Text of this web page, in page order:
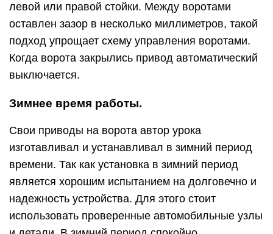
левой или правой стойки. Между воротами
оставлен зазор в несколько миллиметров, такой
подход упрощает схему управления воротами.
Когда ворота закрылись привод автоматический
выключается.
Зимнее время работы.
Свои приводы на ворота автор урока
изготавливал и устанавливал в зимний период
времени. Так как установка в зимний период
является хорошим испытанием на долговечно и
надежность устройства. Для этого стоит
использовать проверенные автомобильные узлы